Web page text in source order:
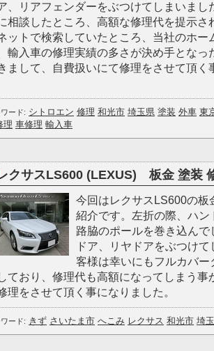
、リアフェンダーをぶつけてしまいま
相談したところ、高額な修理代を提示さ
ットで検索していたところ、当社のホー
輸入車の修理実績の多さが決め手となっ
まして、自費扱いにて修理をさせて頂く
ード: シトロエン 修理 和光市 埼玉県 塗装 外車 東
理 車修理 輸入車
クサスLS600 (LEXUS) 板金 塗装
今回はレクサスLS600の板
紹介です。左折の際、ハ
路脇のポールを巻き込ん
ドア、リヤドアをぶつけ
客様は幸いにもフルカバ
ており、修理代も高額になってしまう事
理をさせて頂く事になりました。
ード: きず さいたま市 へこみ レクサス 和光市 埼